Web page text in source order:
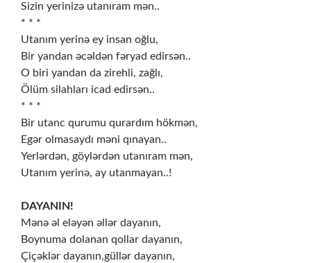
Sizin yerinizə utanıram mən..
* * *
Utanım yerinə ey insan oğlu,
Bir yandan əcəldən fəryad edirsən..
O biri yandan da zirehli, zağlı,
Ölüm silahları icad edirsən..
* * *
Bir utanc qurumu qurardım hökmən,
Egər olmasaydı məni qınayan..
Yerlərdən, göylərdən utanıram mən,
Utanım yerinə, ay utanmayan..!
DAYANIN!
Mənə əl eləyən əllər dayanın,
Boynuma dolanan qollar dayanın,
Çiçəklər dayanın,güllər dayanın,